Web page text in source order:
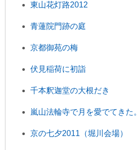
東山花灯路2012
青蓮院門跡の庭
京都御苑の梅
伏見稲荷に初詣
千本釈迦堂の大根だき
嵐山法輪寺で月を愛でてきた。
京の七夕2011（堀川会場）